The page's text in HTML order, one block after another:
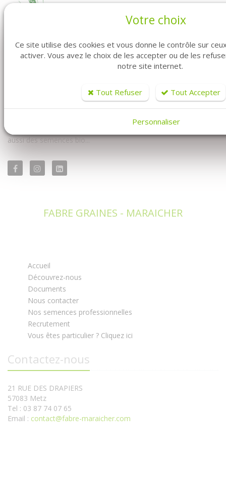
Vous êtes professionnel ? Vous êtes maraîcher ? Vous êtes au
ligne pour vous les professionnels.
Vous y trouverez à la fois notre univers conventionnel mais
également notre univers biologique. Avec un très large choix de
aussi des semences bio...
FABRE GRAINES - MARAICHER
Accueil
Découvrez-nous
Documents
Nous contacter
Nos semences professionnelles
Recrutement
Vous êtes particulier ? Cliquez ici
Contactez-nous
21 RUE DES DRAPIERS
57083 Metz
Tel : 03 87 74 07 65
Email : contact@fabre-maraicher.com
Votre choix
Ce site utilise des cookies et vous donne le contrôle sur
activer. Vous avez le choix de les accepter ou de les
notre site internet.
Tout Refuser Tout Accepter
Personnaliser